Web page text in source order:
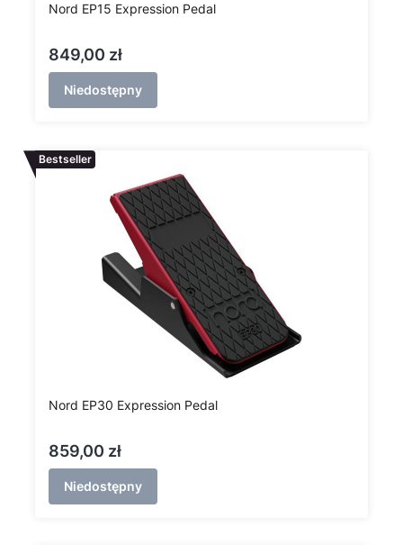
Nord EP15 Expression Pedal
Cena
849,00 zł
Niedostępny
Bestseller
Nord EP30 Expression Pedal
Cena
859,00 zł
Niedostępny